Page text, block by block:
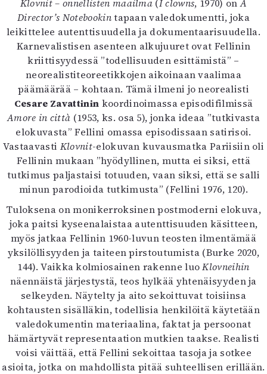
Klovnit – onnellisten maailma (I clowns, 1970) onA
Director’s Notebookintapaan valedokumentti, joka
leikittelee autenttisuudella ja dokumentaarisuudella.
Karnevalistisen asenteen alkujuuret ovat Fellinin
kriittisyydessä ”todellisuuden esittämistä” –
neorealistiteoreetikkojen aikoinaan vaalimaa
päämäärää – kohtaan. Tämä ilmeni jo neorealisti
Cesare Zavattinin koordinoimassa episodifilmissä
Amore in città (1953, ks. osa 5), jonka ideaa ”tutkivasta
elokuvasta” Fellini omassa episodissaan satirisoi.
Vastaavasti Klovnit-elokuvan kuvausmatka Pariisiin oli
Fellinin mukaan ”hyödyllinen, mutta ei siksi, että
tutkimus paljastaisi totuuden, vaan siksi, että se salli
minun parodioida tutkimusta” (Fellini 1976, 120).
Tuloksena on monikerroksinen postmoderni elokuva,
joka paitsi kyseenalaistaa autenttisuuden käsitteen,
myös jatkaa Fellinin 1960-luvun teosten ilmentämää
yksilöllisyyden ja taiteen pirstoutumista (Burke 2020,
144). Vaikka kolmiosainen rakenne luoKlovneihin
näennäistä järjestystä, teos hylkää yhtenäisyyden ja
selkeyden. Näytelty ja aito sekoittuvat toisiinsa
kohtausten sisälläkin, todellisia henkilöitä käytetään
valedokumentin materiaalina, faktat ja persoonat
hämärtyvät representaation mutkien taakse. Realisti
voisi väittää, että Fellini sekoittaa tasoja ja sotkee
asioita, jotka on mahdollista pitää suhteellisen erillään.